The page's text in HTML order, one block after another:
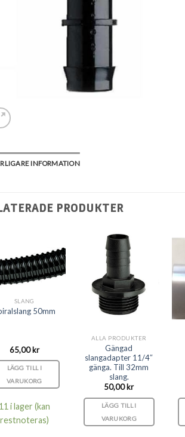
INFORMATION
PRODUKTER
SLANG
50mm
65,00kr
LÄGG TILL I
VARUKORG
11 i lager (kan
restnoteras)
ALLA PRODUKTER
Gängad
slangadapter 11/4″
gänga. Till 32mm
slang.
50,00kr
LÄGG TILL I
VARUKORG